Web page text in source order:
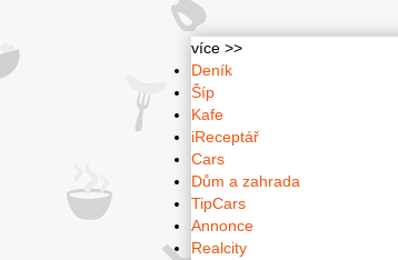
více >>
Deník
Šíp
Kafe
iReceptář
Cars
Dům a zahrada
TipCars
Annonce
Realcity